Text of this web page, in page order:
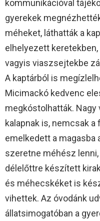
kommunikációval
gyerekek
méheket, láthatták a
elhelyezett
vagyis viaszsejtekbe
A kaptárból is
Micimackó kedvenc
megkóstolhatták. Nagy
kalapnak is, nemcsak a
emelkedett a magasba
szeretne méhész
délelőttre készített
és méhecskéket is
vihettek. Az óvodánk
állatsimogatóban a